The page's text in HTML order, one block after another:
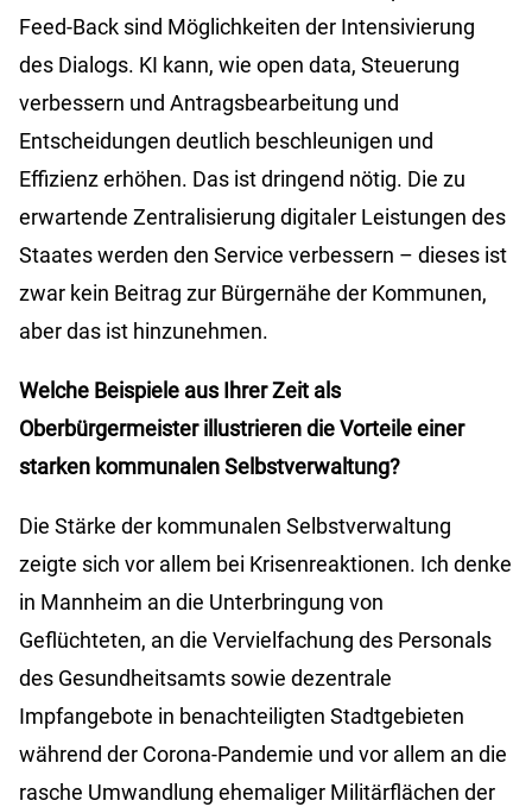
Feed-Back sind Möglichkeiten der Intensivierung
des Dialogs. KI kann, wie open data, Steuerung
verbessern und Antragsbearbeitung und
Entscheidungen deutlich beschleunigen und
Effizienz erhöhen. Das ist dringend nötig. Die zu
erwartende Zentralisierung digitaler Leistungen des
Staates werden den Service verbessern – dieses ist
zwar kein Beitrag zur Bürgernähe der Kommunen,
aber das ist hinzunehmen.
Welche Beispiele aus Ihrer Zeit als
Oberbürgermeister illustrieren die Vorteile einer
starken kommunalen Selbstverwaltung?
Die Stärke der kommunalen Selbstverwaltung
zeigte sich vor allem bei Krisenreaktionen. Ich denke
in Mannheim an die Unterbringung von
Geflüchteten, an die Vervielfachung des Personals
des Gesundheitsamts sowie dezentrale
Impfangebote in benachteiligten Stadtgebieten
während der Corona-Pandemie und vor allem an die
rasche Umwandlung ehemaliger Militärflächen der